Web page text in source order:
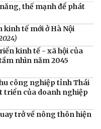
thế mạnh để phát
tế mới ở Hà Nội
kinh tế - xã hội của
nhìn năm 2045
công nghiệp tỉnh Thái
triển của doanh nghiệp
trở về nông thôn hiện